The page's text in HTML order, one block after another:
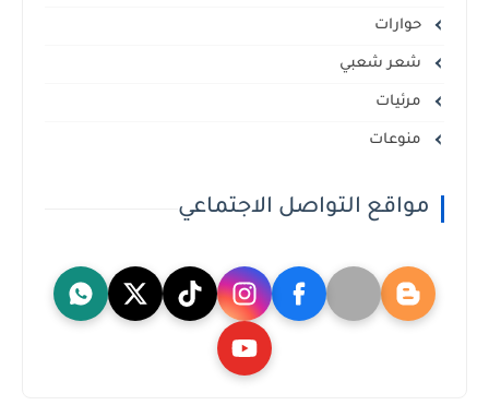
حوارات
شعر شعبي
مرئيات
منوعات
مواقع التواصل الاجتماعي